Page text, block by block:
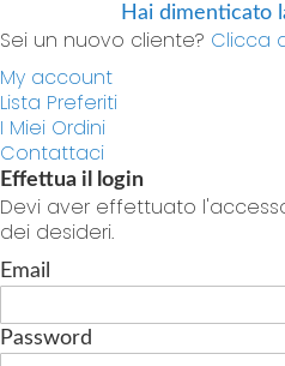
Hai dimenticato
Sei un nuovo cliente? Clicca
My account
Lista Preferiti
I Miei Ordini
Contattaci
Effettua il login
Devi aver effettuato
dei desideri.
Email
Password